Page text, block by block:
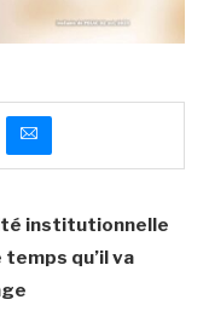
institutionnelle
qu’il va